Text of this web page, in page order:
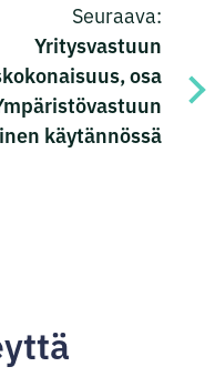
Seuraava:
Yritysvastuun
osa
käytännössä